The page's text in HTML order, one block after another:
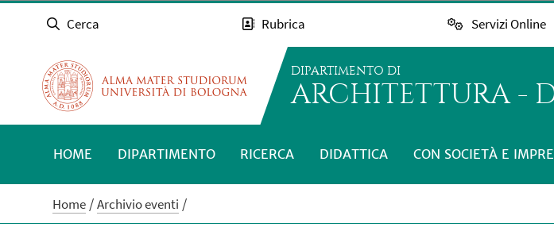
Cerca Rubrica Servizi Online
DIPARTIMENTO DI
ARCHITETTURA -
HOME DIPARTIMENTO RICERCA DIDATTICA CON SOCIETÀ E
Home Archivio eventi